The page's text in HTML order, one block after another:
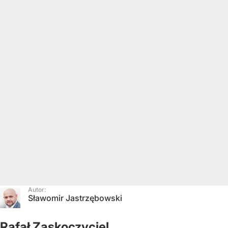
Autor:
Sławomir Jastrzębowski